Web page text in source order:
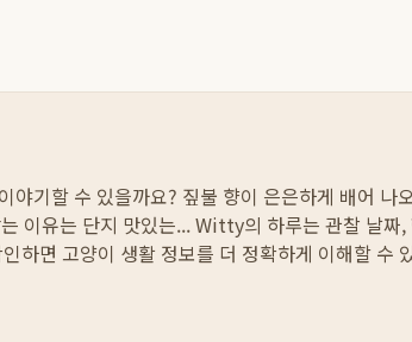
기할 수 있을까요? 짚불 향이 은은하게 배어
이유는 단지 맛있는...Witty의 하루는 관찰 날짜,
하면 고양이 생활 정보를 더 정확하게 이해할 수